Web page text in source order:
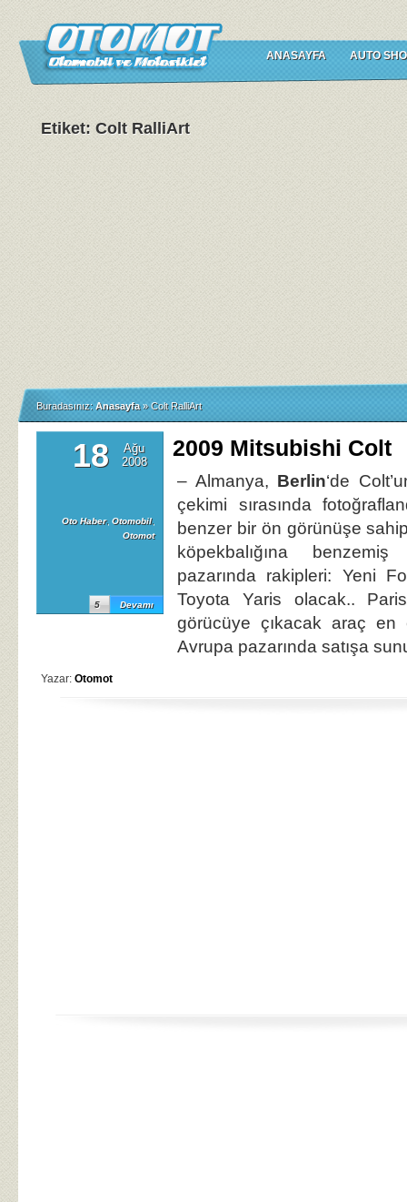
ANASAYFA AUTO
Etiket: Colt RalliArt
Buradasınız: Anasayfa » Colt RalliArt
18
Ağu
2008
Oto Haber, Otomobil,
Otomot
Devamı
5
2009 Mitsubishi Colt
– Almanya, Berlin‘de
çekimi sırasında
benzer bir ön görünüşe
köpekbalığına
pazarında rakipleri: Yeni
Toyota Yaris olacak..
görücüye çıkacak araç en
Avrupa pazarında satışa
Yazar: Otomot